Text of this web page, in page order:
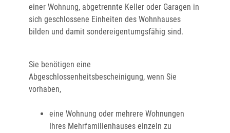
einer Wohnung, abgetrennte Keller oder Garagen in
sich geschlossene Einheiten des Wohnhauses
bilden und damit sondereigentumgsfähig sind.
Sie benötigen eine
Abgeschlossenheitsbescheinigung, wenn Sie
vorhaben,
eine Wohnung oder mehrere Wohnungen
Ihres Mehrfamilienhauses einzeln zu